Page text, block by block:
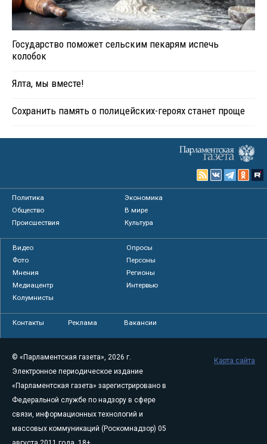
Государство поможет сельским пекарям испечь
колобок
Ялта, мы вместе!
Сохранить память о полицейских-героях станет проще
Политика
Экономика
Общество
В мире
Происшествия
Культура
Видео
Опросы
Фото
Персоны
Мнения
Регионы
Медиацентр
Интервью
Колумнисты
Контакты Реклама Вакансии
© «Парламентская газета», 2026 г.
Электронное периодическое издание
«Парламентская газета» зарегистрировано в
Федеральной службе по надзору в сфере
связи, информационных технологий и
массовых коммуникаций (Роскомнадзор) 05
Карта сайта